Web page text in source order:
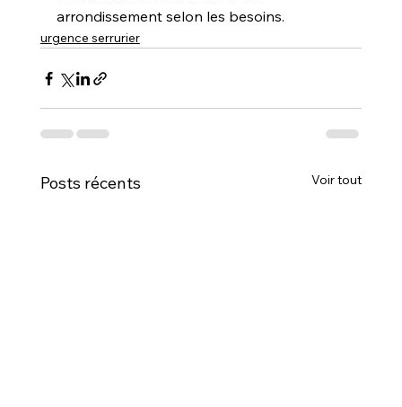
arrondissement selon les besoins.
urgence serrurier
Posts récents Voir tout